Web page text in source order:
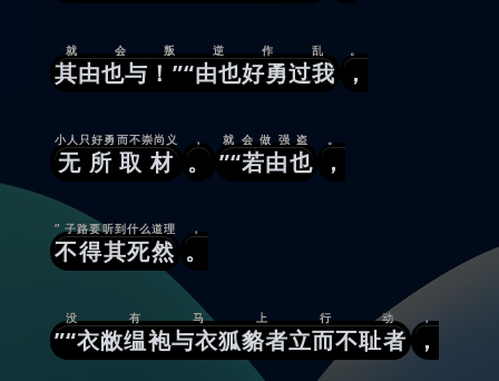
其由也与！”“由也好勇过我
就会叛逆作乱
，
。
无所取材
小人只好勇而不崇尚义
。
，
”“若由也
就会做强盗
，
。
不得其死然
” 子路要听到什么道理
。
，
”“衣敝缊袍与衣狐貉者立而不耻者
没有马上行动
，
，